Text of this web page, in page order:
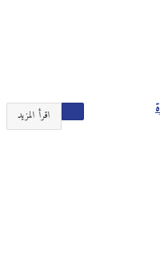
اقرأ المزيد